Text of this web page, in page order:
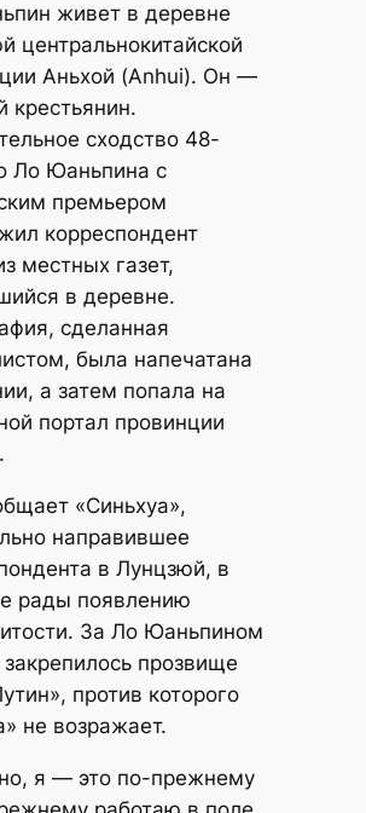
живет в деревне
центральнокитайской
Аньхой (Anhui). Он —
крестьянин.
сходство 48-
Ло Юаньпина с
премьером
корреспондент
местных газет,
в деревне.
сделанная
была напечатана
а затем попала на
портал провинции
«Синьхуа»,
направившее
в Лунцзюй, в
рады появлению
За Ло Юаньпином
прозвище
против которого
не возражает.
я — это по-прежнему